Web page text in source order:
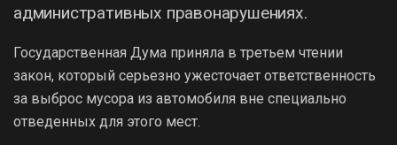
административных правонарушениях.
Государственная Дума приняла в третьем чтении
закон, который серьезно ужесточает ответственность
за выброс мусора из автомобиля вне специально
отведенных для этого мест.